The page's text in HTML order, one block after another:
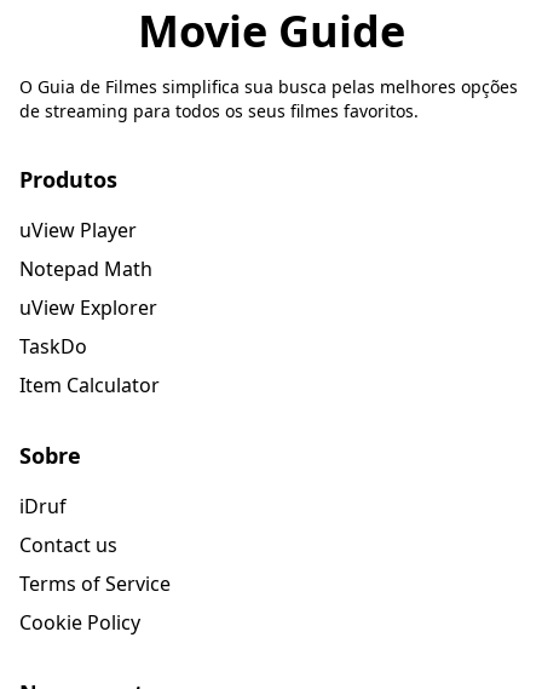
Movie Guide
O Guia de Filmes simplifica sua busca pelas melhores opções
de streaming para todos os seus filmes favoritos.
Produtos
uView Player
Notepad Math
uView Explorer
TaskDo
Item Calculator
Sobre
iDruf
Contact us
Terms of Service
Cookie Policy